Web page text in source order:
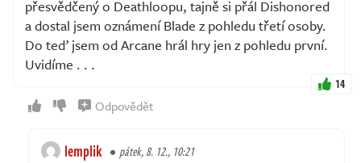
přesvědčený o Deathloopu, tajně si přál Dishonored
a dostal jsem oznámení Blade z pohledu třetí osoby.
Do teď jsem od Arcane hrál hry jen z pohledu první.
Uvidíme . . .
14
Odpovědět
lemplik pátek, 8. 12., 10:21